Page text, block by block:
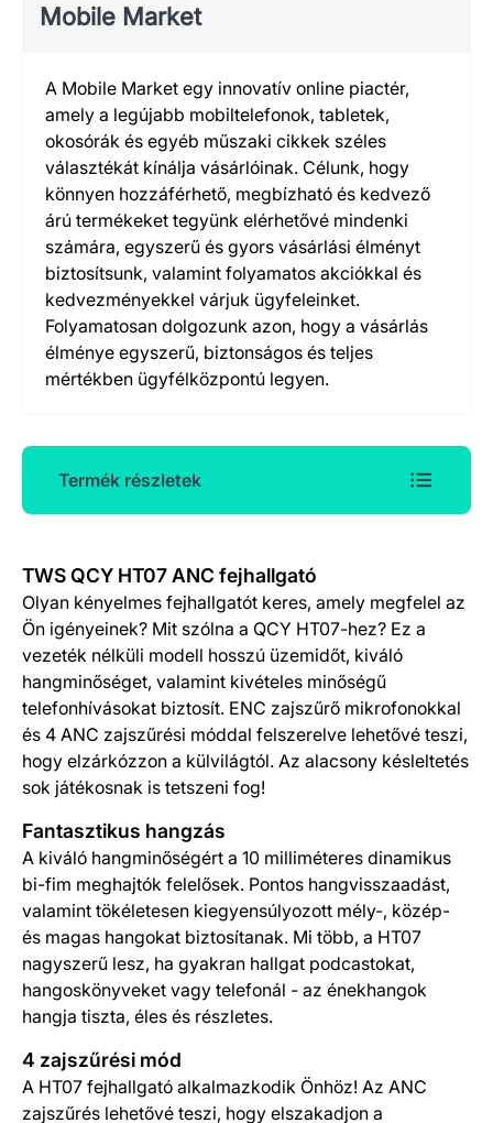
Mobile Market
A Mobile Market egy innovatív online piactér,
amely a legújabb mobiltelefonok, tabletek,
okosórák és egyéb műszaki cikkek széles
választékát kínálja vásárlóinak. Célunk, hogy
könnyen hozzáférhető, megbízható és kedvező
árú termékeket tegyünk elérhetővé mindenki
számára, egyszerű és gyors vásárlási élményt
biztosítsunk, valamint folyamatos akciókkal és
kedvezményekkel várjuk ügyfeleinket.
Folyamatosan dolgozunk azon, hogy a vásárlás
élménye egyszerű, biztonságos és teljes
mértékben ügyfélközpontú legyen.
Termék részletek
Termék részletek
TWS QCY HT07 ANC fejhallgató
Olyan kényelmes fejhallgatót keres, amely megfelel az
Ön igényeinek? Mit szólna a QCY HT07-hez? Ez a
vezeték nélküli modell hosszú üzemidőt, kiváló
hangminőséget, valamint kivételes minőségű
telefonhívásokat biztosít. ENC zajszűrő mikrofonokkal
és 4 ANC zajszűrési móddal felszerelve lehetővé teszi,
hogy elzárkózzon a külvilágtól. Az alacsony késleltetés
sok játékosnak is tetszeni fog!
Fantasztikus hangzás
A kiváló hangminőségért a 10 milliméteres dinamikus
bi-fim meghajtók felelősek. Pontos hangvisszaadást,
valamint tökéletesen kiegyensúlyozott mély-, közép-
és magas hangokat biztosítanak. Mi több, a HT07
nagyszerű lesz, ha gyakran hallgat podcastokat,
hangoskönyveket vagy telefonál - az énekhangok
hangja tiszta, éles és részletes.
4 zajszűrési mód
A HT07 fejhallgató alkalmazkodik Önhöz! Az ANC
zajszűrés lehetővé teszi, hogy elszakadjon a